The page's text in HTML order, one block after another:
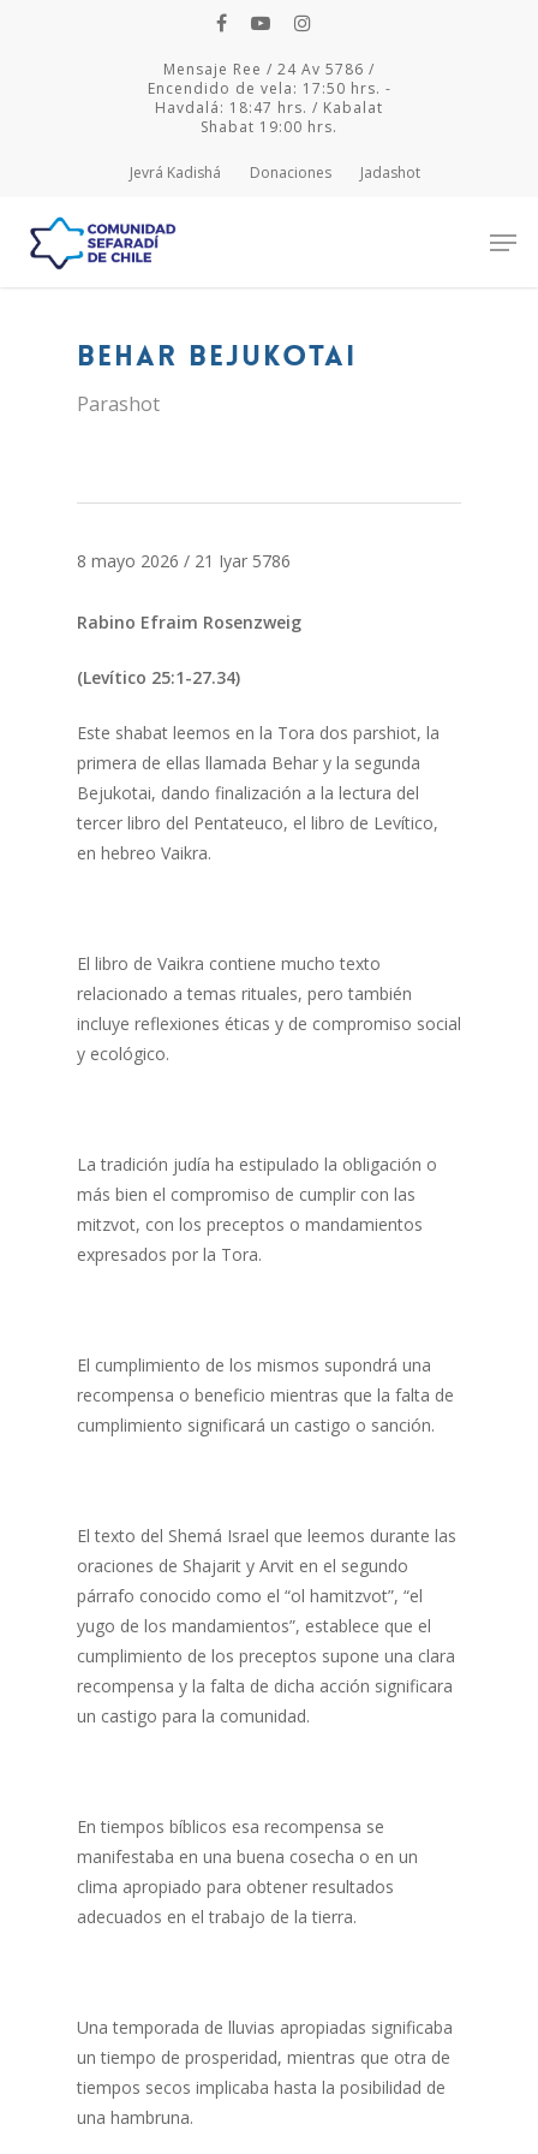
Mensaje Ree / 24 Av 5786 /
Encendido de vela: 17:50 hrs. -
Havdalá: 18:47 hrs. / Kabalat
Shabat 19:00 hrs.
Jevrá Kadishá Donaciones Jadashot
Hit enter to search or ESC to close
Behar Bejukotai
Parashot
8 mayo 2026 / 21 Iyar 5786
Rabino Efraim Rosenzweig
(Levítico 25:1-27.34)
Este shabat leemos en la Tora dos parshiot, la
primera de ellas llamada Behar y la segunda
Bejukotai, dando finalización a la lectura del
tercer libro del Pentateuco, el libro de Levítico,
en hebreo Vaikra.
El libro de Vaikra contiene mucho texto
relacionado a temas rituales, pero también
incluye reflexiones éticas y de compromiso social
y ecológico.
La tradición judía ha estipulado la obligación o
más bien el compromiso de cumplir con las
mitzvot, con los preceptos o mandamientos
expresados por la Tora.
El cumplimiento de los mismos supondrá una
recompensa o beneficio mientras que la falta de
cumplimiento significará un castigo o sanción.
El texto del Shemá Israel que leemos durante las
oraciones de Shajarit y Arvit en el segundo
párrafo conocido como el “ol hamitzvot”, “el
yugo de los mandamientos”, establece que el
cumplimiento de los preceptos supone una clara
recompensa y la falta de dicha acción significara
un castigo para la comunidad.
En tiempos bíblicos esa recompensa se
manifestaba en una buena cosecha o en un
clima apropiado para obtener resultados
adecuados en el trabajo de la tierra.
Una temporada de lluvias apropiadas significaba
un tiempo de prosperidad, mientras que otra de
tiempos secos implicaba hasta la posibilidad de
una hambruna.